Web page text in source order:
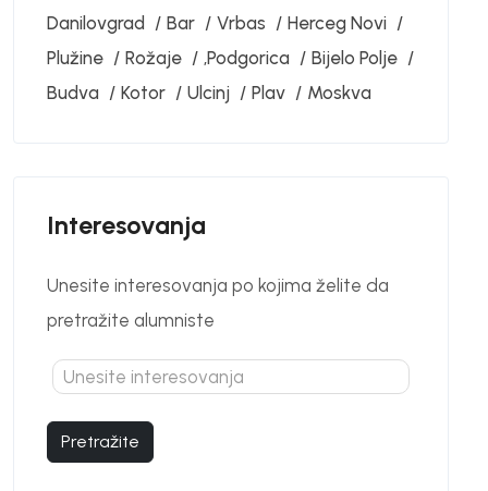
Danilovgrad
Bar Vrbas
Herceg Novi
Plužine
Rožaje ‚Podgorica
Bijelo Polje
Budva
Kotor Ulcinj Plav Moskva
Interesovanja
Unesite interesovanja po kojima želite da
pretražite alumniste
Pretražite